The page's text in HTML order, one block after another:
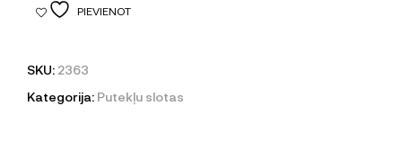
PIEVIENOT
SKU: 2363
Kategorija: Putekļu slotas